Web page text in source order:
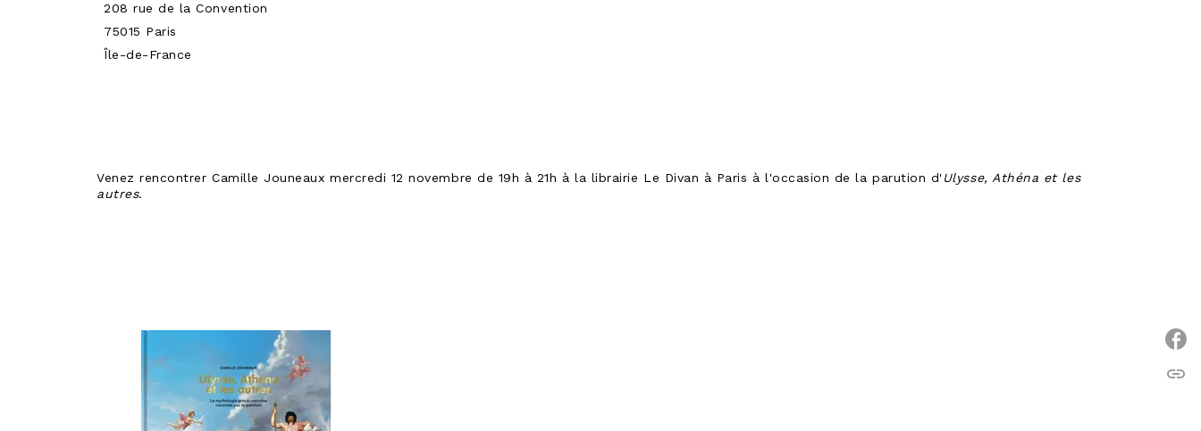
208 rue de la Convention
75015 Paris
Île-de-France
Venez rencontrer Camille Jouneaux mercredi 12 novembre de 19h à 21h à la librairie Le Divan à Paris à l'occasion de la parution d'Ulysse, Athéna et les
autres.
link